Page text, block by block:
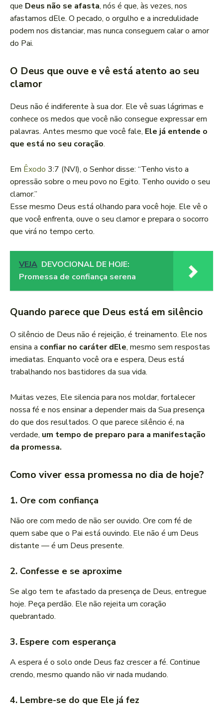
que Deus não se afasta, nós é que, às vezes, nos
afastamos dEle. O pecado, o orgulho e a incredulidade
podem nos distanciar, mas nunca conseguem calar o amor
do Pai.
O Deus que ouve e vê está atento ao seu
clamor
Deus não é indiferente à sua dor. Ele vê suas lágrimas e
conhece os medos que você não consegue expressar em
palavras. Antes mesmo que você fale, Ele já entende o
que está no seu coração.
Em Êxodo 3:7 (NVI), o Senhor disse: “Tenho visto a
opressão sobre o meu povo no Egito. Tenho ouvido o seu
clamor.”
Esse mesmo Deus está olhando para você hoje. Ele vê o
que você enfrenta, ouve o seu clamor e prepara o socorro
que virá no tempo certo.
VEJA DEVOCIONAL DE HOJE:
Promessa de confiança serena
Quando parece que Deus está em silêncio
O silêncio de Deus não é rejeição, é treinamento. Ele nos
ensina a confiar no caráter dEle, mesmo sem respostas
imediatas. Enquanto você ora e espera, Deus está
trabalhando nos bastidores da sua vida.
Muitas vezes, Ele silencia para nos moldar, fortalecer
nossa fé e nos ensinar a depender mais da Sua presença
do que dos resultados. O que parece silêncio é, na
verdade, um tempo de preparo para a manifestação
da promessa.
Como viver essa promessa no dia de hoje?
1. Ore com confiança
Não ore com medo de não ser ouvido. Ore com fé de
quem sabe que o Pai está ouvindo. Ele não é um Deus
distante — é um Deus presente.
2. Confesse e se aproxime
Se algo tem te afastado da presença de Deus, entregue
hoje. Peça perdão. Ele não rejeita um coração
quebrantado.
3. Espere com esperança
A espera é o solo onde Deus faz crescer a fé. Continue
crendo, mesmo quando não vir nada mudando.
4. Lembre-se do que Ele já fez